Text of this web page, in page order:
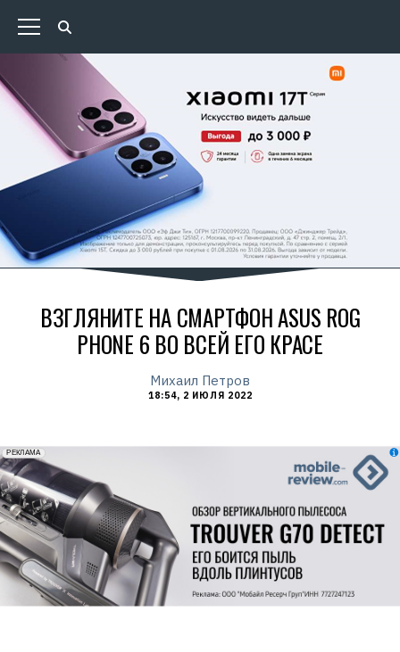
ВЗГЛЯНИТЕ НА СМАРТФОН ASUS ROG
PHONE 6 ВО ВСЕЙ ЕГО КРАСЕ
Михаил Петров
18:54, 2 ИЮЛЯ 2022
erid: 2VfnxxmNzs5
РЕКЛАМА